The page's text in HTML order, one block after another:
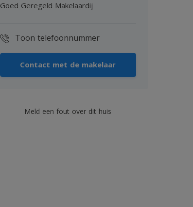
Goed Geregeld Makelaardij
Toon telefoonnummer
Contact met de makelaar
Meld een fout over dit huis